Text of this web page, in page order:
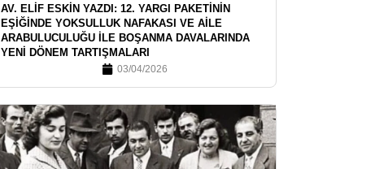
AV. ELİF ESKİN YAZDI: 12. YARGI PAKETİNİN
EŞİĞİNDE YOKSULLUK NAFAKASI VE AİLE
ARABULUCULUĞU İLE BOŞANMA DAVALARINDA
YENİ DÖNEM TARTIŞMALARI
03/04/2026